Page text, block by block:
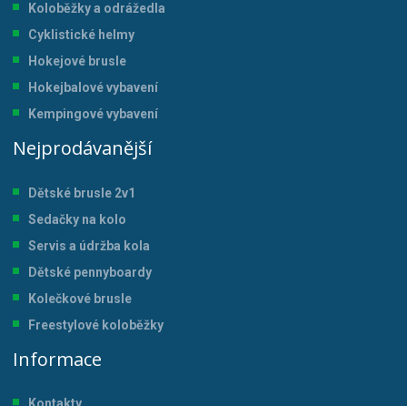
Koloběžky a odrážedla
Cyklistické helmy
Hokejové brusle
Hokejbalové vybavení
Kempingové vybavení
Nejprodávanější
Dětské brusle 2v1
Sedačky na kolo
Servis a údržba kola
Dětské pennyboardy
Kolečkové brusle
Freestylové koloběžky
Informace
Kontakty